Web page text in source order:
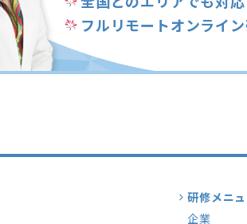
フルリモートオンライ
研修メニ
企業